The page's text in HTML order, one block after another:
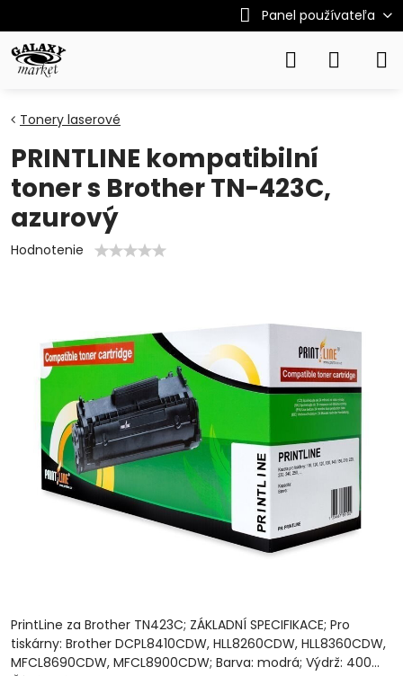
Panel používateľa
Tonery laserové
PRINTLINE kompatibilní
toner s Brother TN-423C,
azurový
Hodnotenie
PrintLine za Brother TN423C; ZÁKLADNÍ SPECIFIKACE; Pro
tiskárny: Brother DCPL8410CDW, HLL8260CDW, HLL8360CDW,
MFCL8690CDW, MFCL8900CDW; Barva: modrá; Výdrž: 400...